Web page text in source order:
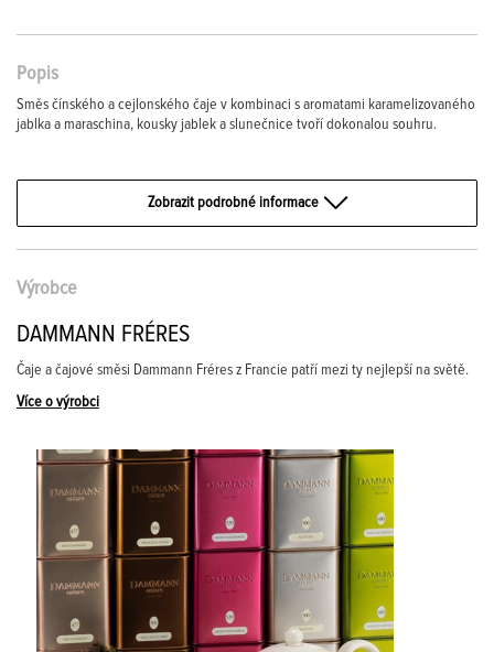
Popis
Směs čínského a cejlonského čaje v kombinaci s aromatami karamelizovaného
jablka a maraschina, kousky jablek a slunečnice tvoří dokonalou souhru.
Zobrazit podrobné informace
Výrobce
DAMMANN FRÉRES
Čaje a čajové směsi Dammann Fréres z Francie patří mezi ty nejlepší na světě.
Více o výrobci